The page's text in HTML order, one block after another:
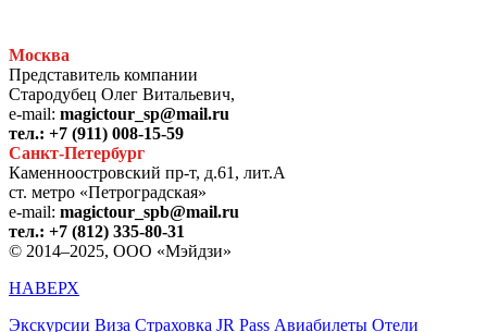
Москва
Представитель компании
Стародубец Олег Витальевич,
e-mail: magictour_sp@mail.ru
тел.: +7 (911) 008-15-59
Санкт-Петербург
Каменноостровский пр-т, д.61, лит.А
ст. метро «Петроградская»
e-mail: magictour_spb@mail.ru
тел.: +7 (812) 335-80-31
© 2014–2025, ООО «Мэйдзи»
НАВЕРХ
Экскурсии Виза Страховка JR Pass Авиабилеты Отели